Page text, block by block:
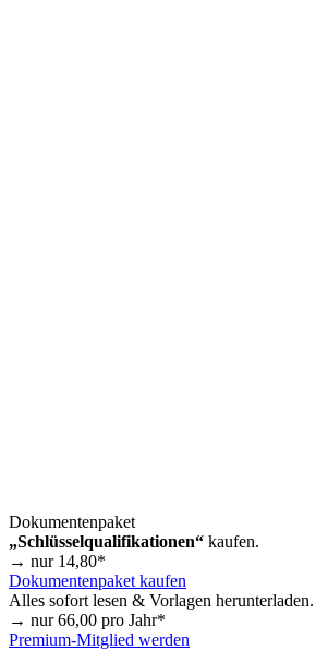
Dokumentenpaket
„Schlüsselqualifikationen“ kaufen.
→ nur 14,80*
Dokumentenpaket kaufen
Alles sofort lesen & Vorlagen herunterladen.
→ nur66,00 pro Jahr*
Premium-Mitglied werden